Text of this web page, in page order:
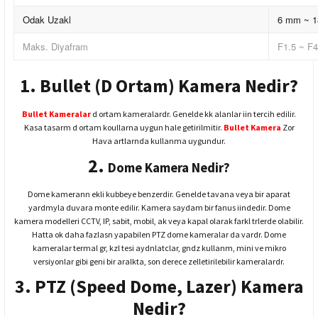
Odak Uzakl
6 mm ~
Maks. Diyafram
F1.5 ~
1. Bullet (D Ortam) Kamera Nedir?
Bullet Kameralar d ortam kameralardr. Genelde kk alanlar iin tercih edilir.
Kasa tasarm d ortam koullarna uygun hale getirilmitir. Bullet Kamera Zor
Hava artlarnda kullanma uygundur.
2. Dome Kamera Nedir?
Dome kamerann ekli kubbeye benzerdir. Genelde tavana veya bir aparat
yardmyla duvara monte edilir. Kamera saydam bir fanus iindedir. Dome
kamera modelleri CCTV, IP, sabit, mobil, ak veya kapal olarak farkl trlerde olabilir.
Hatta ok daha fazlasn yapabilen PTZ dome kameralar da vardr. Dome
kameralar termal gr, kzl tesi aydnlatclar, gndz kullanm, mini ve mikro
versiyonlar gibi geni bir aralkta, son derece zelletirilebilir kameralardr.
3. PTZ (Speed Dome, Lazer) Kamera
Nedir?